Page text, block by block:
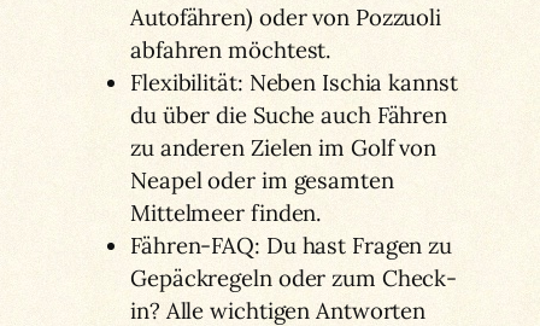
Autofähren) oder von Pozzuoli
abfahren möchtest.
Flexibilität: Neben Ischia kannst
du über die Suche auch Fähren
zu anderen Zielen im Golf von
Neapel oder im gesamten
Mittelmeer finden.
Fähren-FAQ: Du hast Fragen zu
Gepäckregeln oder zum Check-
in? Alle wichtigen Antworten